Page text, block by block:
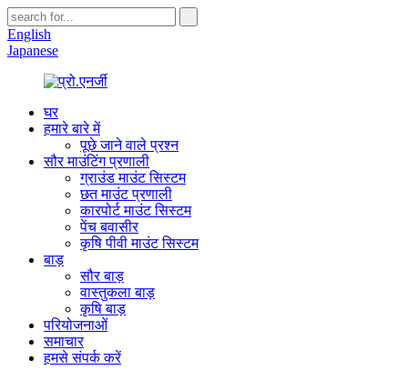
English
Japanese
घर
हमारे बारे में
पूछे जाने वाले प्रश्न
सौर माउंटिंग प्रणाली
ग्राउंड माउंट सिस्टम
छत माउंट प्रणाली
कारपोर्ट माउंट सिस्टम
पेंच बवासीर
कृषि पीवी माउंट सिस्टम
बाड़
सौर बाड़
वास्तुकला बाड़
कृषि बाड़
परियोजनाओं
समाचार
हमसे संपर्क करें